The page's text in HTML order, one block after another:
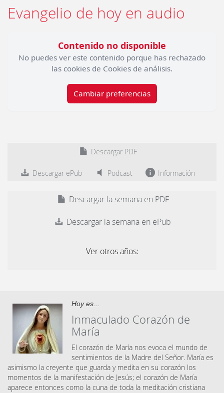
Evangelio de hoy en audio
Contenido no disponible
No puedes ver este contenido porque has rechazado
las cookies de Cookies de análisis.
Cambiar preferencias
Descargar PDF
Descargar ePub Podcast Información
Descargar la semana en PDF
Descargar la semana en ePub
Ver otros años:
Hoy es...
Inmaculado Corazón de
María
El corazón de María nos evoca el mundo de
sentimientos de la Madre del Señor. María es
asimismo la creyente que guarda y medita en su corazón los
momentos de la manifestación de Jesús; el corazón de María
aparece entonces como la cuna de toda la meditación cristiana